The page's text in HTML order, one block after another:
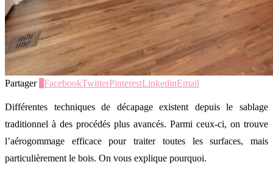
Partager FacebookTwitterPinterestLinkedinEmail
Différentes techniques de décapage existent depuis le sablage
traditionnel à des procédés plus avancés. Parmi ceux-ci, on trouve
l’aérogommage efficace pour traiter toutes les surfaces, mais
particulièrement le bois. On vous explique pourquoi.